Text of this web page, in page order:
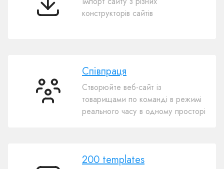
Імпорт
конструкторів сайтів
Співпраця
Співпраця
Створюйте веб-сайт із
товарищами по команді в режимі
реального часу в одному просторі
200 templates